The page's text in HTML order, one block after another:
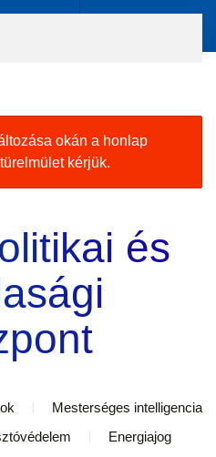
okán a honlap
kérjük.
és
Mesterséges intelligencia
Energiajog